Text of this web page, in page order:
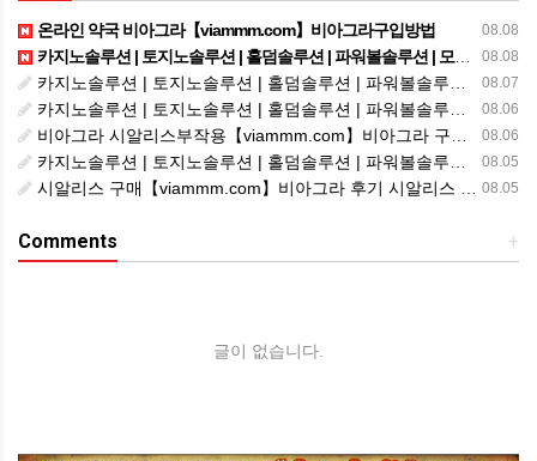
08.08
온라인 약국 비아그라【viammm.com】비아그라구입방법
08.08
카지노솔루션 | 토지노솔루션 | 홀덤솔루션 | 파워볼솔루션 | 모아솔루션
08.07
카지노솔루션 | 토지노솔루션 | 홀덤솔루션 | 파워볼솔루션 | 모아솔루션
08.06
카지노솔루션 | 토지노솔루션 | 홀덤솔루션 | 파워볼솔루션 | 모아솔루션
08.06
비아그라 시알리스부작용【viammm.com】비아그라 구입 정품비아그라 시알리스발기부전
08.05
카지노솔루션 | 토지노솔루션 | 홀덤솔루션 | 파워볼솔루션 | 모아솔루션
08.05
시알리스 구매【viammm.com】비아그라 후기 시알리스 파는곳
+
Comments
글이 없습니다.